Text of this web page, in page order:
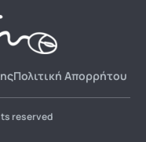
Πολιτική Απορρήτου
reserved